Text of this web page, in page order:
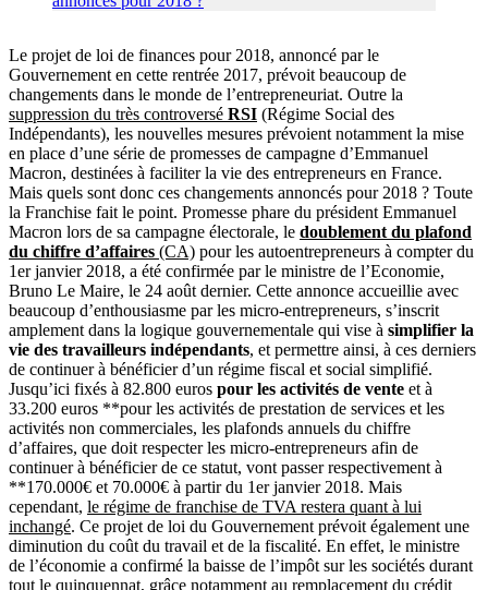
Le projet de loi de finances pour 2018, annoncé par le
Gouvernement en cette rentrée 2017, prévoit beaucoup de
changements dans le monde de l’entrepreneuriat. Outre la
suppression du très controversé RSI (Régime Social des
Indépendants), les nouvelles mesures prévoient notamment la mise
en place d’une série de promesses de campagne d’Emmanuel
Macron, destinées à faciliter la vie des entrepreneurs en France.
Mais quels sont donc ces changements annoncés pour 2018 ? Toute
la Franchise fait le point. Promesse phare du président Emmanuel
Macron lors de sa campagne électorale, le doublement du plafond
du chiffre d’affaires (CA) pour les autoentrepreneurs à compter du
1er janvier 2018, a été confirmée par le ministre de l’Economie,
Bruno Le Maire, le 24 août dernier. Cette annonce accueillie avec
beaucoup d’enthousiasme par les micro-entrepreneurs, s’inscrit
amplement dans la logique gouvernementale qui vise à simplifier la
vie des travailleurs indépendants, et permettre ainsi, à ces derniers
de continuer à bénéficier d’un régime fiscal et social simplifié.
Jusqu’ici fixés à 82.800 euros pour les activités de vente et à
33.200 euros **pour les activités de prestation de services et les
activités non commerciales, les plafonds annuels du chiffre
d’affaires, que doit respecter les micro-entrepreneurs afin de
continuer à bénéficier de ce statut, vont passer respectivement à
**170.000€ et 70.000€ à partir du 1er janvier 2018. Mais
cependant, le régime de franchise de TVA restera quant à lui
inchangé. Ce projet de loi du Gouvernement prévoit également une
diminution du coût du travail et de la fiscalité. En effet, le ministre
de l’économie a confirmé la baisse de l’impôt sur les sociétés durant
tout le quinquennat, grâce notamment au remplacement du crédit